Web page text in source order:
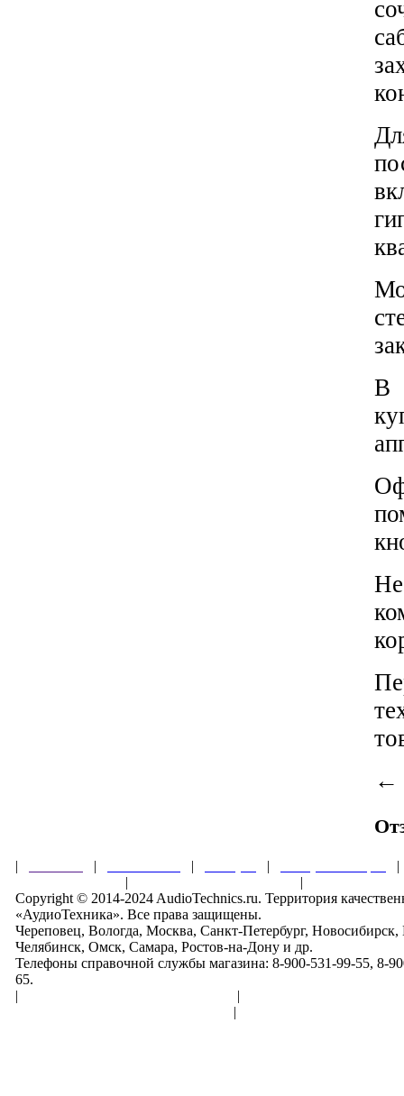
В
←
| | | |
|
|
Copyright © 2014-2024 AudioTechnics.ru. Территория
«АудиоТехника». Все права защищены.
Череповец, Вологда, Москва, Санкт-Петербург,
Челябинск, Омск, Самара, Ростов-на-Дону и др.
Телефоны справочной службы магазина: 8-900-531-99-55, 8-
65.
|
|
|